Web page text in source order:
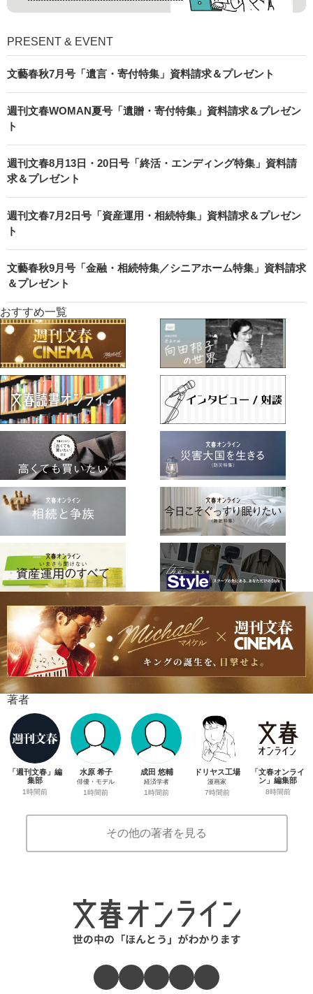
PRESENT & EVENT
文藝春秋7月号「遺言・寄付特集」資料請求＆プレゼント
週刊文春WOMAN夏号「遺贈・寄付特集」資料請求＆プレゼン
ト
週刊文春8月13日・20日号「終活・エンディング特集」資料請
求＆プレゼント
週刊文春7月2日号「資産運用・相続特集」資料請求＆プレゼン
ト
文藝春秋9月号「金融・相続特集／シニアホーム特集」資料請求
＆プレゼント
おすすめ一覧
著者
「週刊文春」編
集部
1時間前
水原 希子
俳優・モデル
1時間前
成田 悠輔
経済学者
1時間前
ドリヤス工場
漫画家
7時間前
「文春オンライ
ン」編集部
8時間前
その他の著者を見る